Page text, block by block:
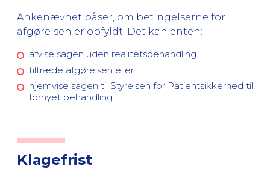
Ankenævnet påser, om betingelserne for
afgørelsen er opfyldt. Det kan enten:
afvise sagen uden realitetsbehandling
tiltræde afgørelsen eller
hjemvise sagen til Styrelsen for Patientsikkerhed til
fornyet behandling.
Klagefrist